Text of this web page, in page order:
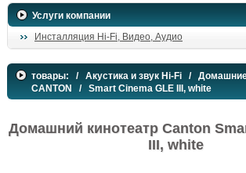
Услуги компании
Инсталляция Hi-Fi, Видео, Аудио
товары: / Акустика и звук Hi-Fi /
CANTON
/ Smart Cinema GLE III, white
Домашний кинотеатр Canton
III, white